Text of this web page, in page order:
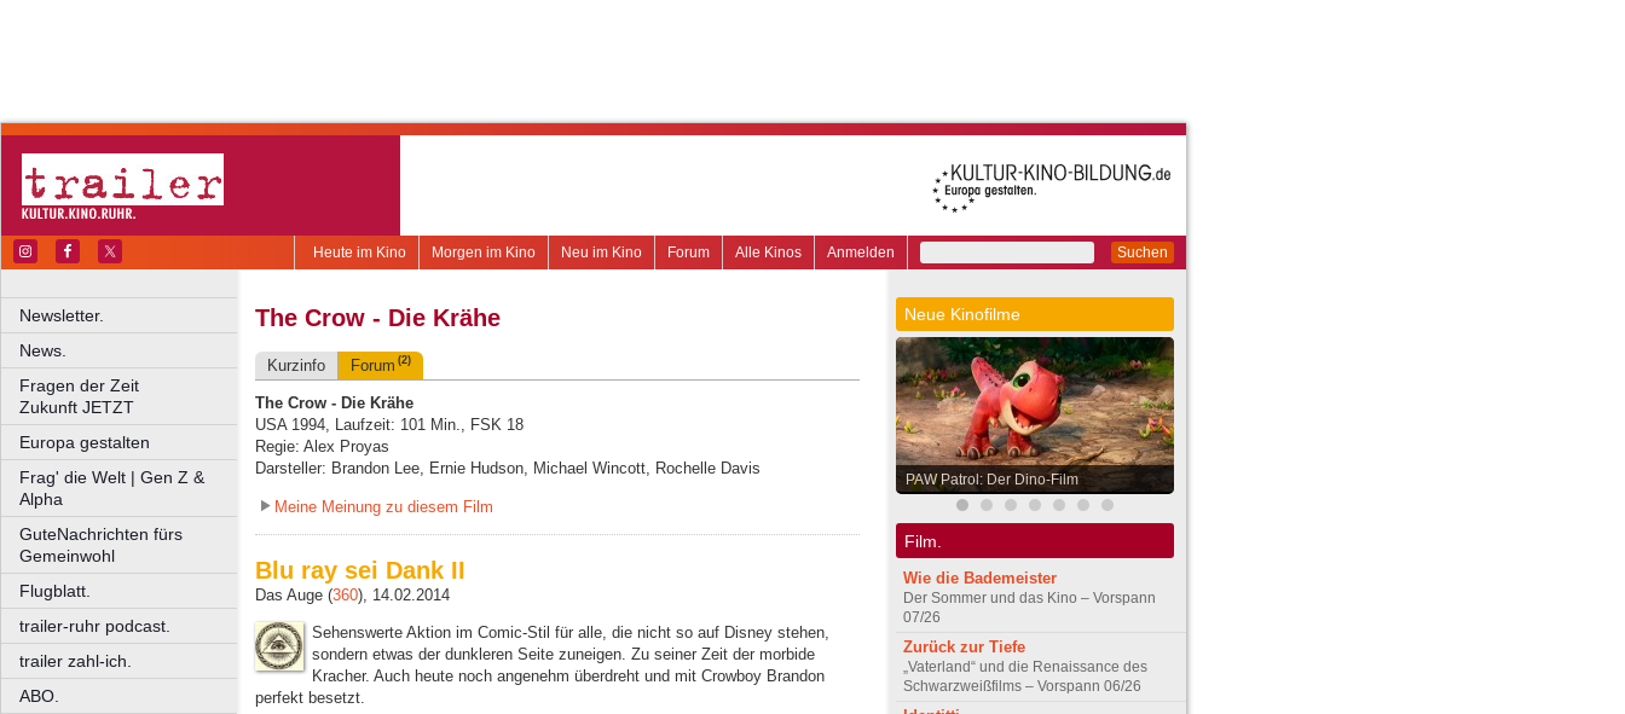
Suchen
Anmelden
Alle Kinos
Forum
Neu im Kino
Morgen im Kino
Heute im Kino
Newsletter.
News.
Fragen der Zeit
Zukunft JETZT
Europa gestalten
Frag' die Welt | Gen Z &
Alpha
GuteNachrichten fürs
Gemeinwohl
Flugblatt.
trailer-ruhr podcast.
trailer zahl-ich.
ABO.
The Crow - Die Krähe
Kurzinfo Forum (2)
The Crow - Die Krähe
USA 1994, Laufzeit: 101 Min., FSK 18
Regie: Alex Proyas
Darsteller: Brandon Lee, Ernie Hudson, Michael Wincott, Rochelle Davis
Meine Meinung zu diesem Film
Blu ray sei Dank II
Das Auge (360), 14.02.2014
Sehenswerte Aktion im Comic-Stil für alle, die nicht so auf Disney stehen,
sondern etwas der dunkleren Seite zuneigen. Zu seiner Zeit der morbide
Kracher. Auch heute noch angenehm überdreht und mit Crowboy Brandon
perfekt besetzt.
Neue Kinofilme
PAW Patrol: Der Dino-Film
Film.
Wie die Bademeister
Der Sommer und das Kino – Vorspann
07/26
Zurück zur Tiefe
„Vaterland“ und die Renaissance des
Schwarzweißfilms – Vorspann 06/26